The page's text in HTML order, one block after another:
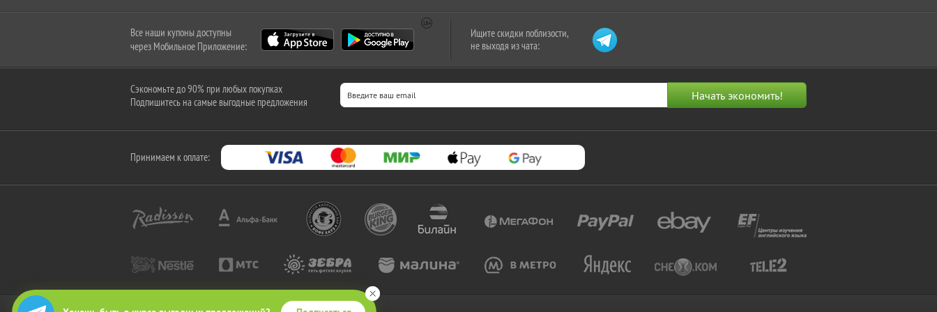
Все наши купоны доступны
через Мобильное Приложение:
Ищите скидки поблизости,
не выходя из чата:
Сэкономьте до 90% при любых покупках
Подпишитесь на самые выгодные предложения
Принимаем к оплате: